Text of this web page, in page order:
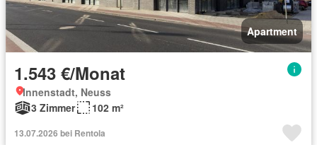
Apartment
1.543 €/Monat
Innenstadt, Neuss
3 Zimmer
102 m²
13.07.2026 bei Rentola